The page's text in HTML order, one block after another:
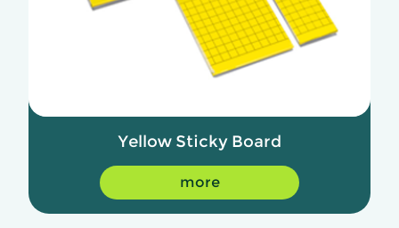
Yellow Sticky Board
more